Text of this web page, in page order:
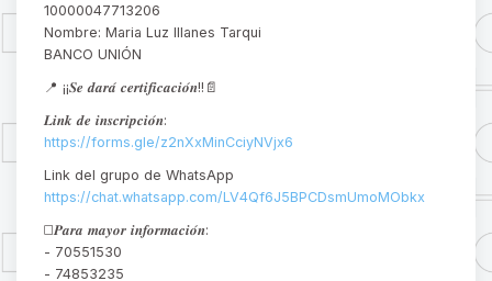
10000047713206
Nombre: Maria Luz Illanes Tarqui
BANCO UNIÓN
📍 ¡¡𝑺𝒆 𝒅𝒂𝒓𝒂́ 𝒄𝒆𝒓𝒕𝒊𝒇𝒊𝒄𝒂𝒄𝒊𝒐́𝒏!!📄
𝑳𝒊𝒏𝒌 𝒅𝒆 𝒊𝒏𝒔𝒄𝒓𝒊𝒑𝒄𝒊𝒐́𝒏:
https://forms.gle/z2nXxMinCciyNVjx6
Link del grupo de WhatsApp
https://chat.whatsapp.com/LV4Qf6J5BPCDsmUmoMObkx
◻️𝑷𝒂𝒓𝒂 𝒎𝒂𝒚𝒐𝒓 𝒊𝒏𝒇𝒐𝒓𝒎𝒂𝒄𝒊𝒐́𝒏:
- 70551530
- 74853235